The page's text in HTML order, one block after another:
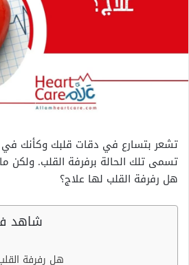
تشعر بتسارع في دقات قلبك وكأنك
تسمى تلك الحالة برفرفة القلب. ولكن
هل رفرفة القلب لها علاج؟
شاهد